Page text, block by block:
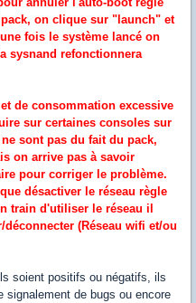
on clique sur "launch" et
fois le système lancé on
sysnand refonctionnera
de consommation excessive
sur certaines consoles sur
sont pas du fait du pack,
on arrive pas à savoir
pour corriger le problème.
désactiver le réseau règle
train d'utiliser le réseau il
(Réseau wifi et/ou
soient positifs ou négatifs, ils
signalement de bugs ou encore